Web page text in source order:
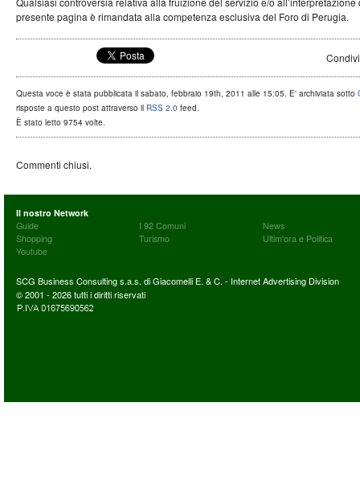
presente pagina è rimandata alla competenza esclusiva del Foro di Perugia.
Questa voce è stata pubblicata il sabato, febbraio 19th, 2011 alle 15:05. E' archiviata sotto
risposte a questo post attraverso il RSS 2.0 feed.
È stato letto 9754 volte.
Commenti chiusi.
Il nostro Network
Guide
I 92 Comuni
News
Shopping
Turismo
Ultim'ora e Politica
Youtube
SCG Business Consulting s.a.s. di Giacomelli E. & C. - Internet Advertising Division
© 2001 - 2026 tutti i diritti riservati